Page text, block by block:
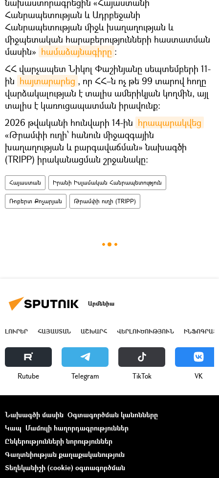
Հանրապետության և Ադրբեջանի
Հանրապետության միջև խաղաղության և
միջպետական հարաբերությունների հաստատման
մասին» համաձայնագիրը ։
ՀՀ վարչապետ Նիկոլ Փաշինյանը սեպտեմբերի 11-
ին հայտարարեց , որ ՀՀ–ն ոչ թե 99 տարով հողը
վարձակալության է տալիս ամերիկյան կողմին, այլ
տալիս է կառուցապատման իրավունք։
2026 թվականի հունվարի 14-ին հրապարակվեց
«Թրամփի ուղի՝ հանուն միջազգային
խաղաղության և բարգավաճման» նախագծի
(TRIPP) իրականացման շրջանակը։
Հայաստան Իրանի Իսլամական Հանրապետություն
Ռոբերտ Քոչարյան Թրամփի ուղի (TRIPP)
Արմենիա
ԼՈՒՐԵՐ ՀԱՅԱՍՏԱՆ ԱՇԽԱՐՀ ՎԵՐԼՈՒԾՈՒԹՅՈՒՆ
Rutube Telegram ТikТоk VK
Նախագծի մասին Օգտագործման կանոնները
Կապ Մամուլի հաղորդագրություններ
Ընկերությունների նորություններ
Գաղտնիության քաղաքականություն
Տեղեկանիշի (cookie) օգտագործման